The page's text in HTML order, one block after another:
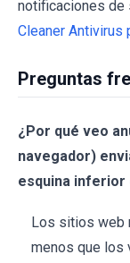
notificaciones de
Cleaner Antivirus
Preguntas
¿Por qué veo
navegador)
esquina
Los sitios web
menos que los